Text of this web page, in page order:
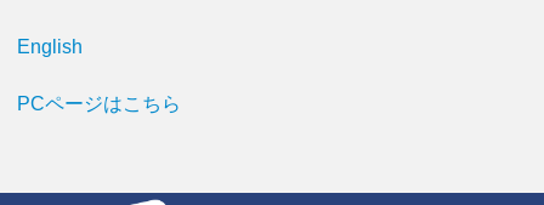
English
PCページはこちら